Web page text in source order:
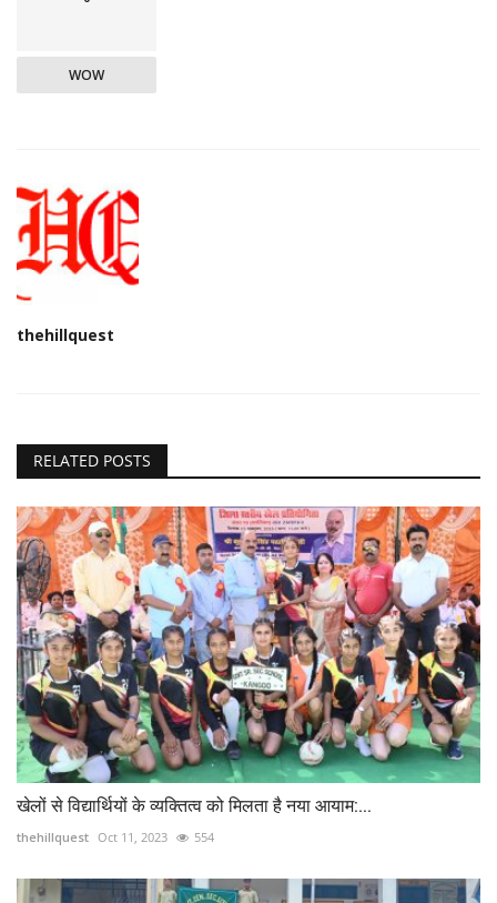
WOW
thehillquest
RELATED POSTS
खेलों से विद्यार्थियों के व्यक्तित्व को मिलता है नया आयाम:...
thehillquest Oct 11, 2023 554